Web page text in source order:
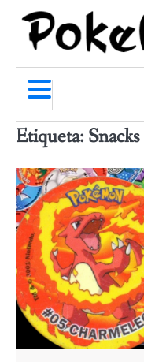
content
Etiqueta: Snacks